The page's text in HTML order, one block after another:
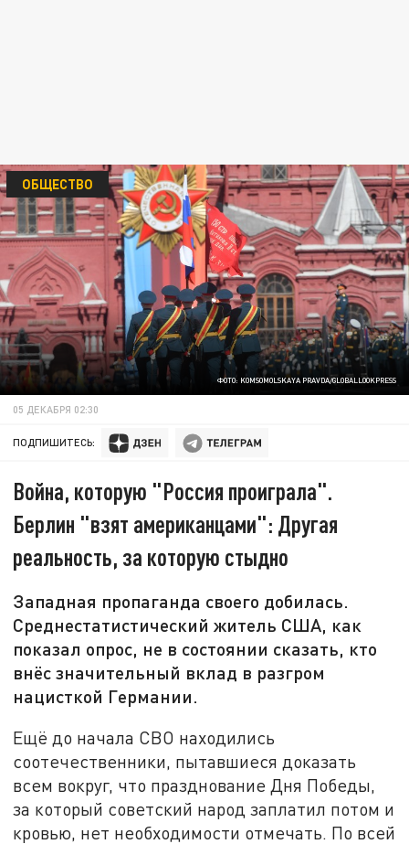
ФОТО: KOMSOMOLSKAYA PRAVDA/GLOBALLOOKPRESS
ОБЩЕСТВО
05 ДЕКАБРЯ 02:30
ПОДПИШИТЕСЬ:
Война, которую "Россия проиграла".
Берлин "взят американцами": Другая
реальность, за которую стыдно
Западная пропаганда своего добилась.
Среднестатистический житель США, как
показал опрос, не в состоянии сказать, кто
внёс значительный вклад в разгром
нацисткой Германии.
Ещё до начала СВО находились
соотечественники, пытавшиеся доказать
всем вокруг, что празднование Дня Победы,
за который советский народ заплатил потом и
кровью, нет необходимости отмечать. По всей